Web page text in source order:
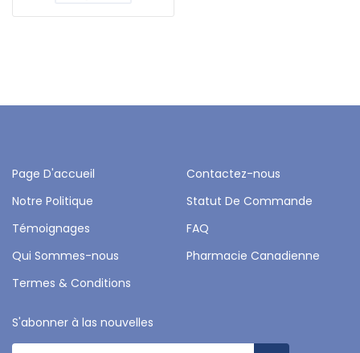
Page D'accueil
Contactez-nous
Notre Politique
Statut De Commande
Témoignages
FAQ
Qui Sommes-nous
Pharmacie Canadienne
Termes & Conditions
S'abonner à las nouvelles